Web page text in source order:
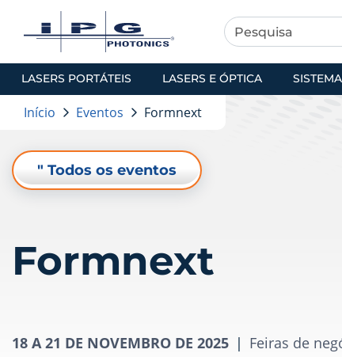
LASERS PORTÁTEIS LASERS E ÓPTICA
Início Eventos Formnext
" Todos os eventos
Formnext
18 A 21 DE NOVEMBRO DE 2025 | Feiras de